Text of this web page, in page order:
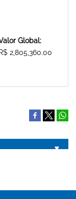
Global:
R$ 2,805,360.00